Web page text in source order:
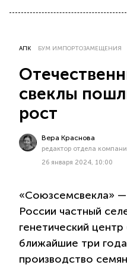
АПК БУМ ИМПОРТОЗАМЕЩЕНИЯ
свеклы
рост
Вера Краснова
редактор отдела
26 января 2024, 10:00
«Союзсемсвекла»
России частный
генетический
ближайшие три года
производство